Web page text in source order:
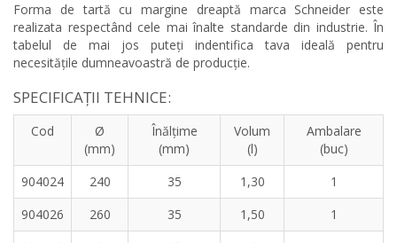
Forma de tartă cu margine dreaptă marca Schneider este
realizata respectând cele mai înalte standarde din industrie. În
tabelul de mai jos puteți indentifica tava ideală pentru
necesitățile dumneavoastră de producție.
SPECIFICAȚII TEHNICE:
Cod
Ø
(mm)
Înălțime
(mm)
Volum
(l)
Ambalare
(buc)
904024
240 35 1,30
1
904026
260 35 1,50
1